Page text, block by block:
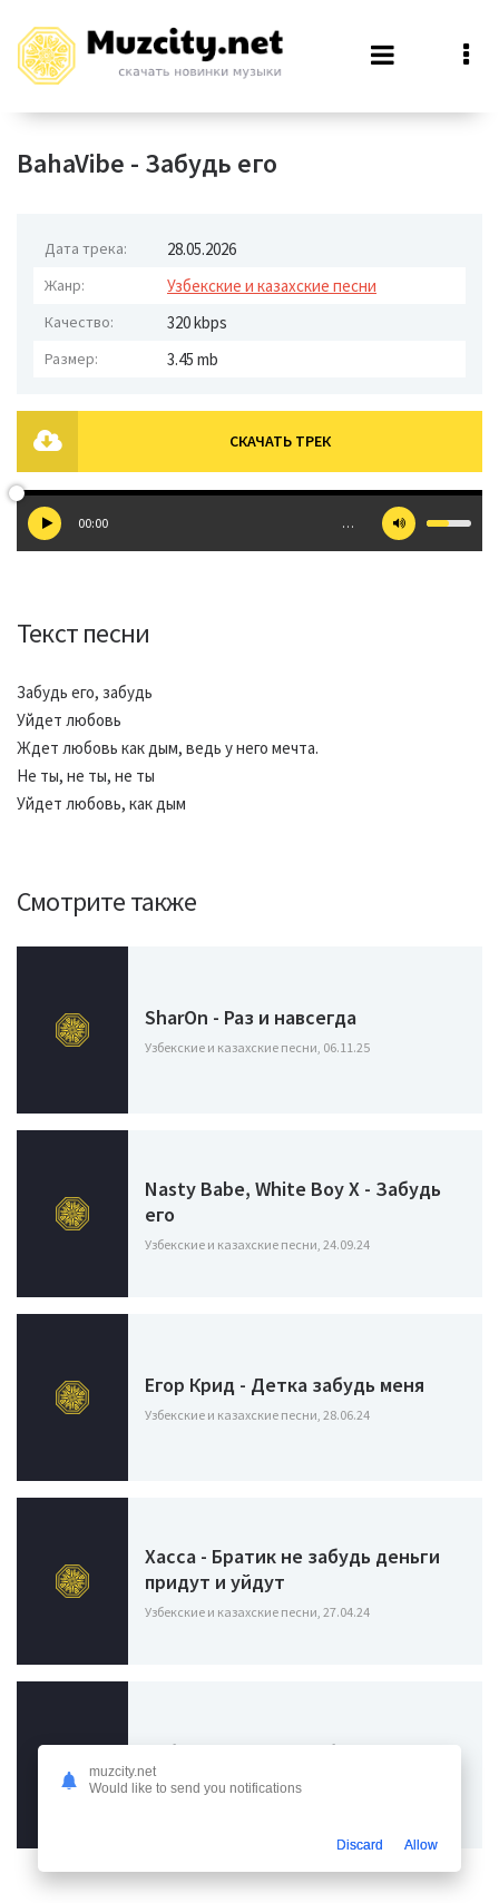
BahaVibe - Забудь его
Дата трека: 28.05.2026
Жанр: Узбекские и казахские песни
Качество: 320 kbps
Размер: 3.45 mb
СКАЧАТЬ ТРЕК
00:00 …
Текст песни
Забудь его, забудь
Уйдет любовь
Ждет любовь как дым, ведь у него мечта.
Не ты, не ты, не ты
Уйдет любовь, как дым
Смотрите также
SharOn - Раз и навсегда
Узбекские и казахские песни, 06.11.25
Nasty Babe, White Boy X - Забудь
его
Узбекские и казахские песни, 24.09.24
Егор Крид - Детка забудь меня
Узбекские и казахские песни, 28.06.24
Хасса - Братик не забудь деньги
придут и уйдут
Узбекские и казахские песни, 27.04.24
Сабиров - Отдай любовь
Узбекские и казахские песни, 31.10.23
muzcity.net
Would like to send you notifications
Discard Allow